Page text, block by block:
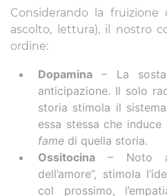
Considerando la fruizione
ascolto, lettura), il nostro
ordine:
Dopamina – La
anticipazione. Il solo
storia stimola il
essa stessa che
fame di quella storia.
Ossitocina – Noto
dell’amore”, stimola
col prossimo,